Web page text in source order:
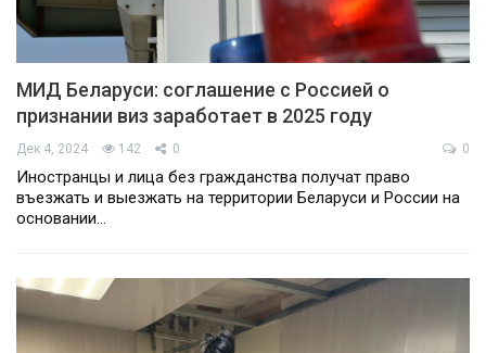
МИД Беларуси: соглашение с Россией о
признании виз заработает в 2025 году
Дек 4, 2024 142 0 0
Иностранцы и лица без гражданства получат право
въезжать и выезжать на территории Беларуси и России на
основании…